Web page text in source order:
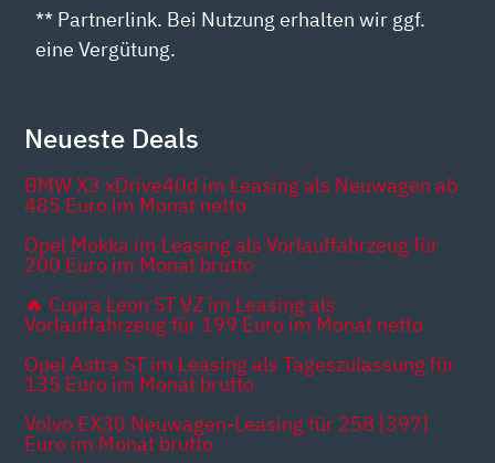
** Partnerlink. Bei Nutzung erhalten wir ggf.
eine Vergütung.
Neueste Deals
BMW X3 xDrive40d im Leasing als Neuwagen ab
485 Euro im Monat netto
Opel Mokka im Leasing als Vorlauffahrzeug für
200 Euro im Monat brutto
🔥 Cupra Leon ST VZ im Leasing als
Vorlauffahrzeug für 199 Euro im Monat netto
Opel Astra ST im Leasing als Tageszulassung für
135 Euro im Monat brutto
Volvo EX30 Neuwagen-Leasing für 258 [397]
Euro im Monat brutto